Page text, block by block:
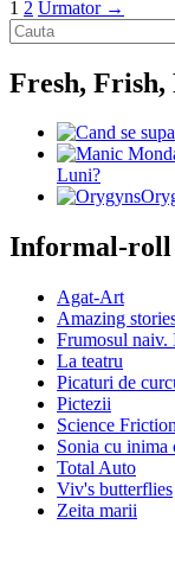
1 2 Urmator →
Fresh, Frish,
Luni?
Informal-roll
Agat-Art
Amazing
Frumosul naiv.
La teatru
Picaturi de
Pictezii
Science Friction
Sonia cu inima
Total Auto
Viv's butterflies
Zeita marii